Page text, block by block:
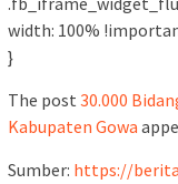
width: 100%
}
The post 30.000
Kabupaten Gowa
Sumber: https://